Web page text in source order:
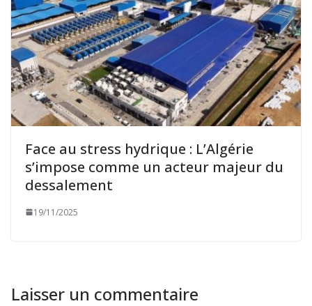
Face au stress hydrique : L’Algérie
s’impose comme un acteur majeur du
dessalement
19/11/2025
Laisser un commentaire